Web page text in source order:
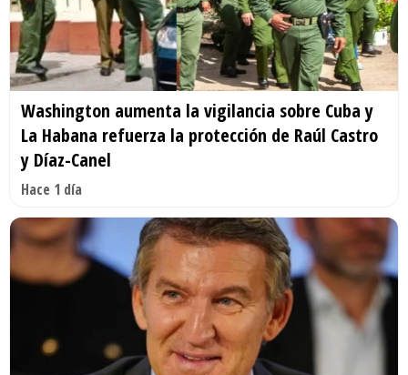
Washington aumenta la vigilancia sobre Cuba y
La Habana refuerza la protección de Raúl Castro
y Díaz-Canel
Hace 1 día